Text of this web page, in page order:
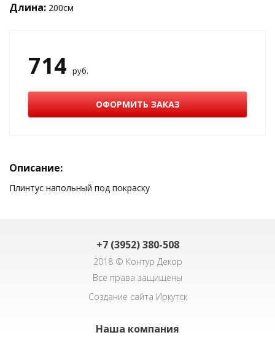
Длина: 200см
714 руб.
ОФОРМИТЬ ЗАКАЗ
Описание:
Плинтус напольный под покраску
+7 (3952) 380-508
2018 © Контур Декор
Все права защищены
Создание сайта Иркутск
Наша компания